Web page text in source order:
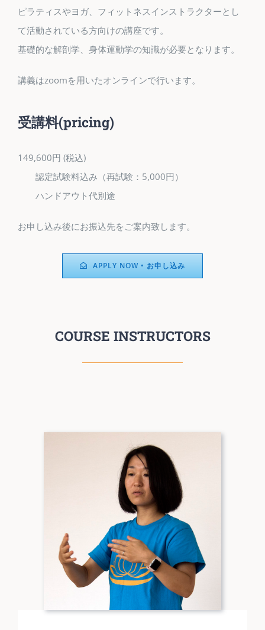
ピラティスやヨガ、フィットネスインストラクターとし
て活動されている方向けの講座です。
基礎的な解剖学、身体運動学の知識が必要となります。
講義はzoomを用いたオンラインで行います。
受講料(pricing)
149,600円 (税込)
認定試験料込み（再試験：5,000円）
ハンドアウト代別途
お申し込み後にお振込先をご案内致します。
APPLY NOW • お申し込み
COURSE INSTRUCTORS